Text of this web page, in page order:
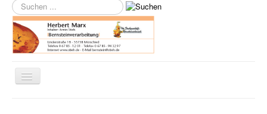
Suchen
...
Navigation
an/aus